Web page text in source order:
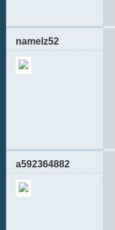
namelz52
a592364882